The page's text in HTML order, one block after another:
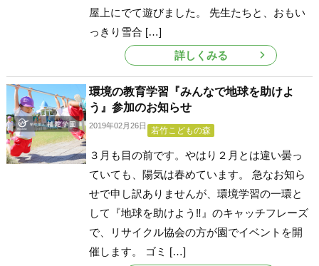
屋上にでて遊びました。 先生たちと、おもい
っきり雪合 […]
詳しくみる
環境の教育学習『みんなで地球を助けよ
う』参加のお知らせ
2019年02月26日 若竹こどもの森
３月も目の前です。やはり２月とは違い曇っ
ていても、陽気は春めています。 急なお知ら
せで申し訳ありませんが、環境学習の一環と
して『地球を助けよう‼』のキャッチフレーズ
で、リサイクル協会の方が園でイベントを開
催します。 ゴミ […]